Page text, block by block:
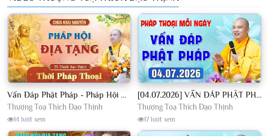
Vấn Đáp Phật Pháp - Pháp Hội Địa Tạng Ngày 01/08/2026│TT. Thích Đạo Thịnh
Thượng Toạ Thích Đạo Thịnh
14 lượt xem
[04.07.2026] VẤN ĐÁP PHẬT PHÁP - Nghe Thầy giảng Pháp mỗi ngày CÔNG ĐỨC VÔ LƯỢNG│TT. Thích Đạo Thịnh
Thượng Toạ Thích Đạo Thịnh
17 lượt xem